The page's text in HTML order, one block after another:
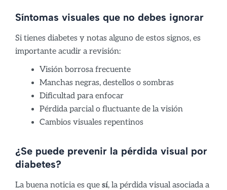
Síntomas visuales que no debes ignorar
Si tienes diabetes y notas alguno de estos signos, es
importante acudir a revisión:
Visión borrosa frecuente
Manchas negras, destellos o sombras
Dificultad para enfocar
Pérdida parcial o fluctuante de la visión
Cambios visuales repentinos
¿Se puede prevenir la pérdida visual por
diabetes?
La buena noticia es que sí, la pérdida visual asociada a